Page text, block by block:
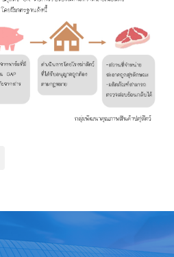
ตัดทำหมันสุนัขแมว ประจำเดือนมีนาคม
: เลือกซื้อเนื้อสัตว์อย่างไรให้ OK